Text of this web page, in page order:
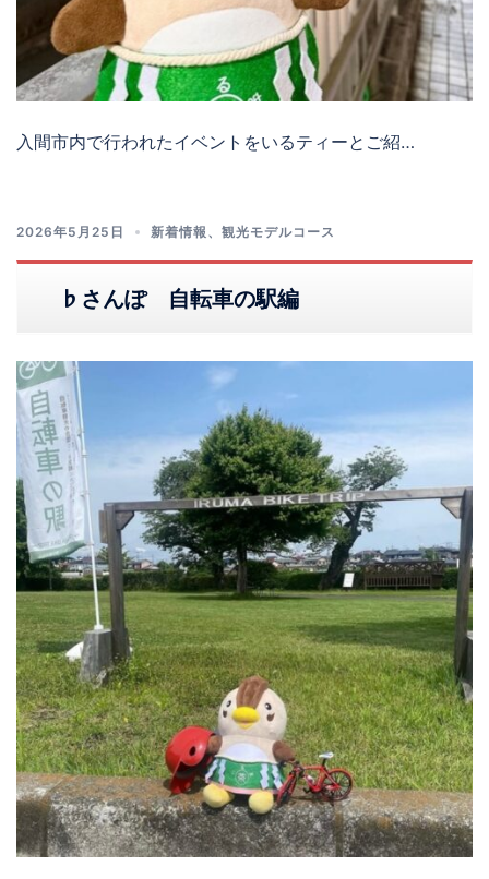
入間市内で行われたイベントをいるティーとご紹…
2026年5月25日 新着情報 、 観光モデルコース
♭さんぽ 自転車の駅編